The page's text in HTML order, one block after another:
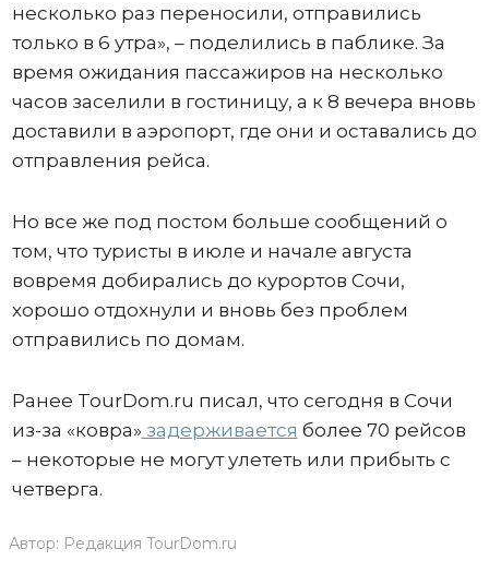
несколько раз переносили, отправились
только в 6 утра», – поделились в паблике. За
время ожидания пассажиров на несколько
часов заселили в гостиницу, а к 8 вечера вновь
доставили в аэропорт, где они и оставались до
отправления рейса.
Но все же под постом больше сообщений о
том, что туристы в июле и начале августа
вовремя добирались до курортов Сочи,
хорошо отдохнули и вновь без проблем
отправились по домам.
Ранее TourDom.ru писал, что сегодня в Сочи
из-за «ковра» задерживается более 70 рейсов
– некоторые не могут улететь или прибыть с
четверга.
Автор: Редакция TourDom.ru